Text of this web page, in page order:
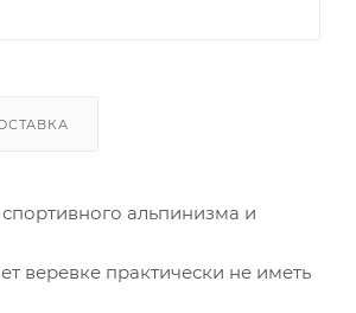
альпинизма и
веревке практически не иметь